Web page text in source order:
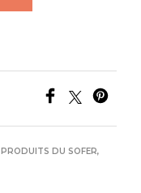
PRODUITS DU SOFER,